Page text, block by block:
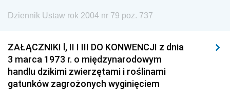
Dziennik Ustaw rok 2004 nr 79 poz. 737
ZAŁĄCZNIKI l, II I III DO KONWENCJI z dnia
3 marca 1973 r. o międzynarodowym
handlu dzikimi zwierzętami i roślinami
gatunków zagrożonych wyginięciem